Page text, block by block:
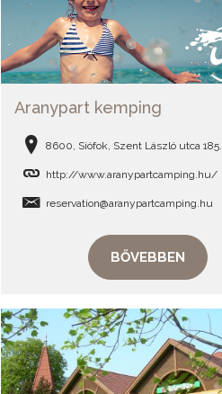
Aranypart kemping
8600, Siófok, Szent László utca 185.
http://www.aranypartcamping.hu/
reservation@aranypartcamping.hu
BŐVEBBEN